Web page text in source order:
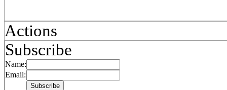
Actions
Subscribe
Name:
Email: